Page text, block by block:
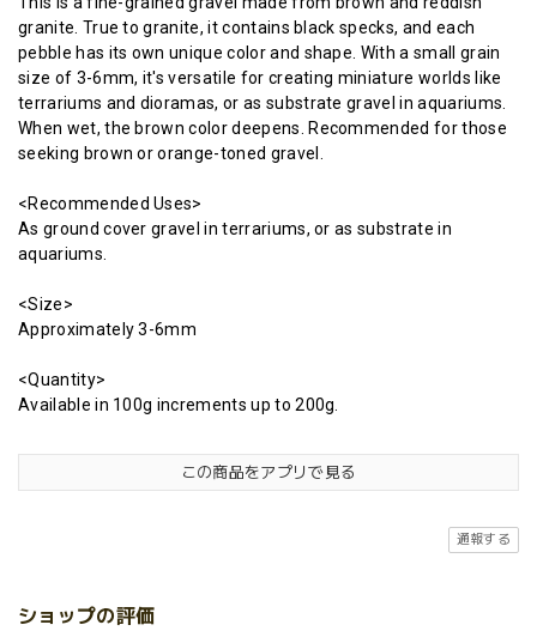
granite. True to granite, it contains black specks, and each
pebble has its own unique color and shape. With a small grain
size of 3-6mm, it's versatile for creating miniature worlds like
terrariums and dioramas, or as substrate gravel in aquariums.
When wet, the brown color deepens. Recommended for those
seeking brown or orange-toned gravel.
<Recommended Uses>
As ground cover gravel in terrariums, or as substrate in
aquariums.
<Size>
Approximately 3-6mm
<Quantity>
Available in 100g increments up to 200g.
この商品をアプリで見る
通報する
ショップの評価